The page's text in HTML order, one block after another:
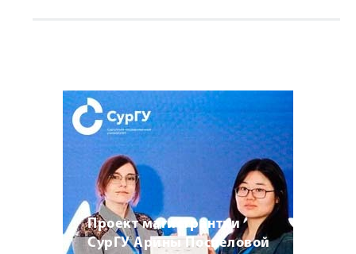
Проект магистрантки
СурГУ Арины Поспеловой